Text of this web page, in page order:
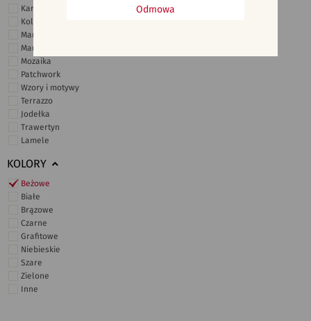
Kamień
Kolor
Marmur
Marokańskie
Mozaika
Patchwork
Wzory i motywy
Terrazzo
Jodełka
Trawertyn
Lamele
KOLORY
Beżowe
Białe
Brązowe
Czarne
Grafitowe
Niebieskie
Szare
Zielone
Inne
Odmowa